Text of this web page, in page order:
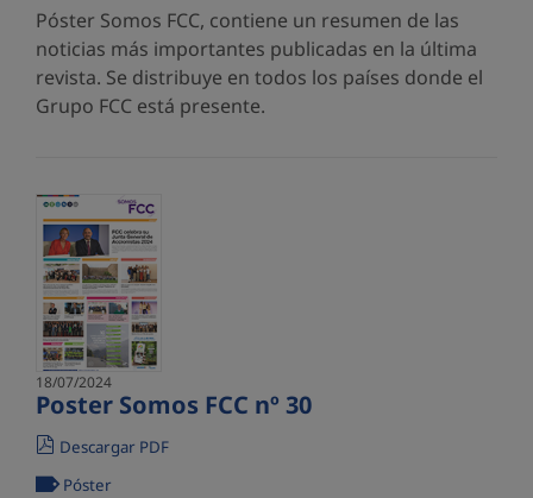
Póster Somos FCC, contiene un resumen de las
noticias más importantes publicadas en la última
revista. Se distribuye en todos los países donde el
Grupo FCC está presente.
18/07/2024
Poster Somos FCC nº 30
Descargar PDF
Póster